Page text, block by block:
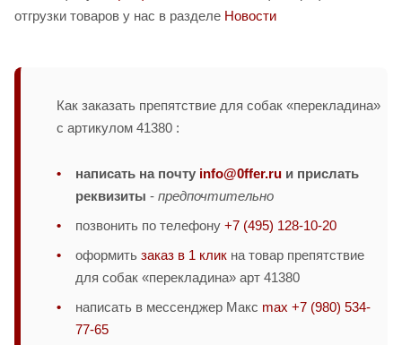
отгрузки товаров у нас в разделе Новости
Как заказать препятствие для собак «перекладина»
с артикулом 41380 :
написать на почту info@0ffer.ru и прислать
реквизиты - предпочтительно
позвонить по телефону +7 (495) 128-10-20
оформить заказ в 1 клик на товар препятствие
для собак «перекладина» арт 41380
написать в мессенджер Макс max +7 (980) 534-
77-65